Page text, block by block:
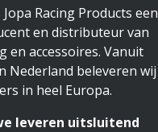
Racing Products een
en distributeur van
accessoires. Vanuit
Nederland beleveren wij
in heel Europa.
leveren uitsluitend